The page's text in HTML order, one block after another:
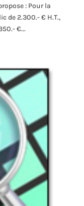
: Pour la
de 2.300.- € H.T.,
€...